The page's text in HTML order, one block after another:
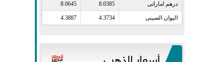
درهم اماراتى​ 8.0385
8.0645
اليوان الصينى​ 4.3734
4.3887
أسعار الذهب